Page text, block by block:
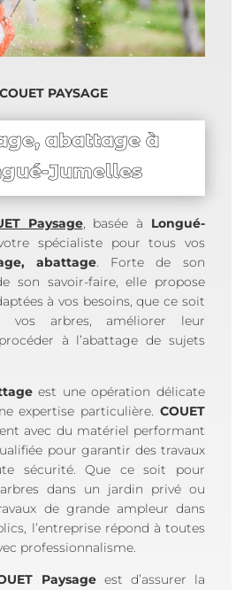
COUET PAYSAGE
abattage à
Jumelles
Paysage, basée à
Longué-
spécialiste pour tous vos
abattage. Forte de son
son savoir-faire, elle propose
à vos besoins, que ce soit
vos arbres, améliorer leur
à l’abattage de sujets
est une opération délicate
expertise particulière. COUET
avec du matériel performant
pour garantir des travaux
sécurité. Que ce soit pour
dans un jardin privé ou
de grande ampleur dans
l’entreprise répond à toutes
professionnalisme.
Paysage est d’assurer la